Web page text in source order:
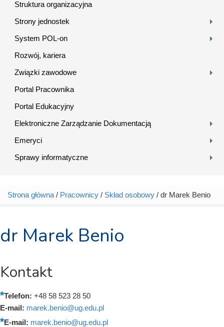
Struktura organizacyjna
Strony jednostek
System POL-on
Rozwój, kariera
Związki zawodowe
Portal Pracownika
Portal Edukacyjny
Elektroniczne Zarządzanie Dokumentacją
Emeryci
Sprawy informatyczne
Jesteś tutaj
Strona główna / Pracownicy / Skład osobowy / dr Marek Benio
dr Marek Benio
Kontakt
Telefon: +48 58 523 28 50
E-mail: marek.benio@ug.edu.pl
E-mail: marek.benio@ug.edu.pl